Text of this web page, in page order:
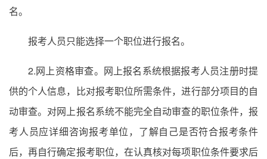
名。
报考人员只能选择一个职位进行报名。
2.网上资格审查。网上报名系统根据报考人员注册时提
供的个人信息，比对报考职位所需条件，进行部分项目的自
动审查。对网上报名系统不能完全自动审查的职位条件，报
考人员应详细咨询报考单位，了解自己是否符合报考条件
后，再自行确定报考职位，在认真核对每项职位条件要求后